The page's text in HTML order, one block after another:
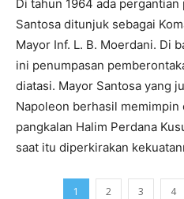
Di tahun 1964 ada pergantian
Santosa ditunjuk sebagai
Mayor Inf. L. B. Moerdani. Di
ini penumpasan
diatasi. Mayor Santosa yang
Napoleon berhasil memimpin
pangkalan Halim Perdana
saat itu diperkirakan
1 2 3 4